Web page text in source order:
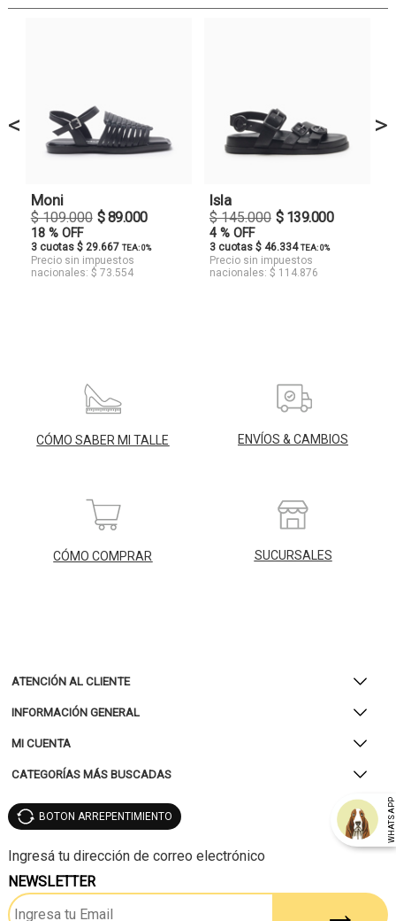
<
Moni
$ 109.000 $ 89.000
18 % OFF
3 cuotas $ 29.667 TEA: 0%
Precio sin impuestos
nacionales: $ 73.554
Isla
$ 145.000 $ 139.000
4 % OFF
3 cuotas $ 46.334TEA: 0%
Precio sin impuestos
nacionales: $ 114.876
>
CÓMO SABER MI TALLE ENVÍOS & CAMBIOS
CÓMO COMPRAR SUCURSALES
ATENCIÓN AL CLIENTE
INFORMACIÓN GENERAL
MI CUENTA
CATEGORÍAS MÁS BUSCADAS
WHATSAPP
BOTON ARREPENTIMIENTO
NEWSLETTER